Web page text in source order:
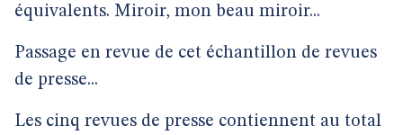
équivalents. Miroir, mon beau miroir...
Passage en revue de cet échantillon de revues
de presse...
Les cinq revues de presse contiennent au total